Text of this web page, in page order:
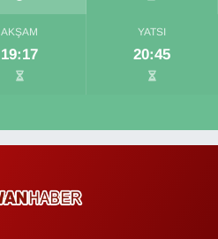
AKŞAM
19:17
YATSI
20:45